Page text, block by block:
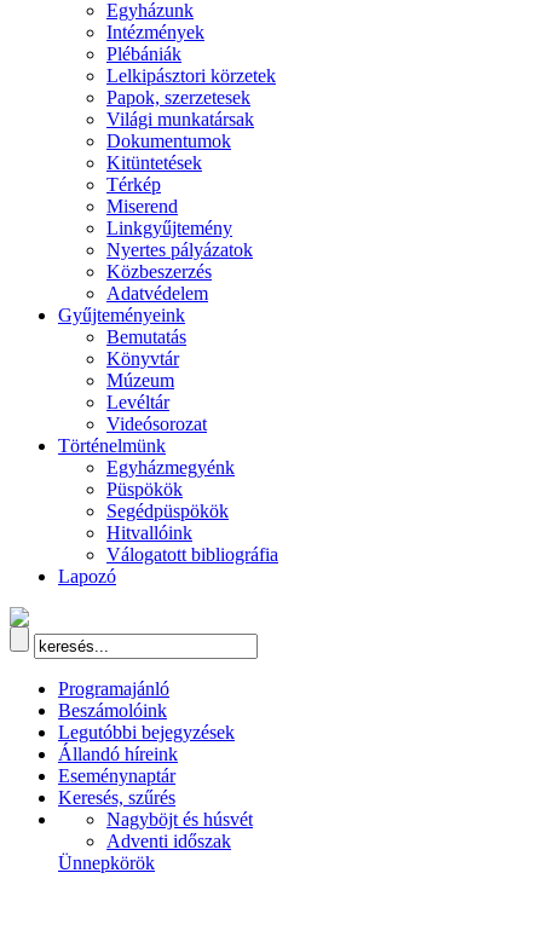
Egyházunk
Intézmények
Plébániák
Lelkipásztori körzetek
Papok, szerzetesek
Világi munkatársak
Dokumentumok
Kitüntetések
Térkép
Miserend
Linkgyűjtemény
Nyertes pályázatok
Közbeszerzés
Adatvédelem
Gyűjteményeink
Bemutatás
Könyvtár
Múzeum
Levéltár
Videósorozat
Történelmünk
Egyházmegyénk
Püspökök
Segédpüspökök
Hitvallóink
Válogatott bibliográfia
Lapozó
Programajánló
Beszámolóink
Legutóbbi bejegyzések
Állandó híreink
Eseménynaptár
Keresés, szűrés
Nagyböjt és húsvét
Adventi időszak
Ünnepkörök